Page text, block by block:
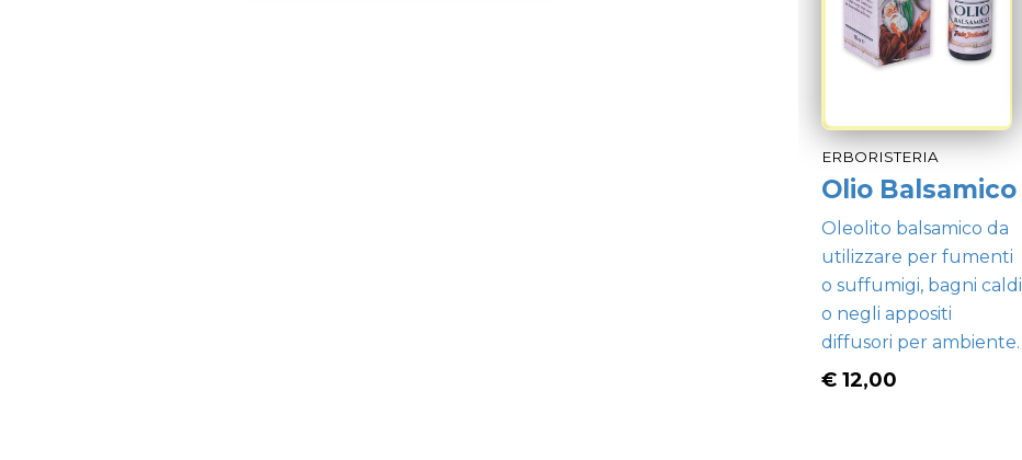
ERBORISTERIA
Olio Balsamico
Oleolito balsamico da
utilizzare per fumenti
o suffumigi, bagni caldi
o negli appositi
diffusori per ambiente.
€ 12,00